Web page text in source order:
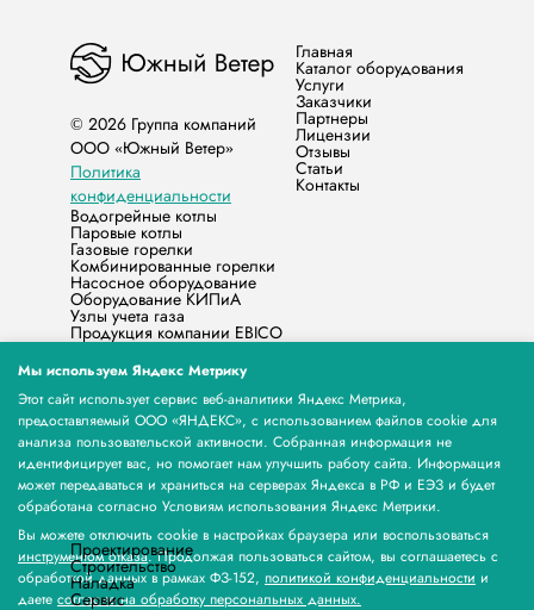
© 2026 Группа компаний
ООО «Южный Ветер»
Политика
конфиденциальности
Главная
Каталог оборудования
Услуги
Заказчики
Партнеры
Лицензии
Отзывы
Статьи
Контакты
Водогрейные котлы
Паровые котлы
Газовые горелки
Комбинированные горелки
Насосное оборудование
Оборудование КИПиА
Узлы учета газа
Продукция компании EBICO
Запасные части
Жидкотопливные горелки
Счётчики электрической энергии МЕРКУРИЙ
Бытовые котлы
Продукция Норд-Северная Компания
Счетчик газа НЕО
Продукция ООО «МЕРА КЬЮ»
Продукция ЭЗОТ СИГНАЛ
Паровые и Водогрейные котлы Stier, горелки и
водоподготовка
Оборудование для экструзии пластиковых труб
компании Xinrong
Проектирование
Строительство
Наладка
Сервис
Мы используем Яндекс Метрику
Этот сайт использует сервис веб-аналитики Яндекс Метрика,
предоставляемый ООО «ЯНДЕКС», с использованием файлов cookie для
анализа пользовательской активности. Собранная информация не
идентифицирует вас, но помогает нам улучшить работу сайта. Информация
может передаваться и храниться на серверах Яндекса в РФ и ЕЭЗ и будет
обработана согласно Условиям использования Яндекс Метрики.
Вы можете отключить cookie в настройках браузера или воспользоваться
инструментом отказа. Продолжая пользоваться сайтом, вы соглашаетесь с
обработкой данных в рамках ФЗ-152, политикой конфиденциальности и
даете согласие на обработку персональных данных.